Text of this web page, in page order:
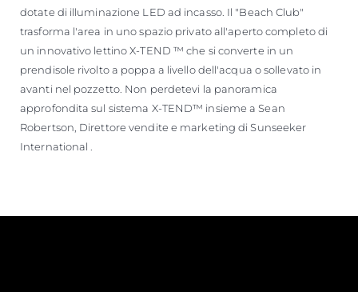
dotate di illuminazione LED ad incasso. Il "Beach Club"
trasforma l'area in uno spazio privato all'aperto completo di
un innovativo lettino X-TEND ™ che si converte in un
prendisole rivolto a poppa a livello dell'acqua o sollevato in
avanti nel pozzetto. Non perdetevi la panoramica
approfondita sul sistema X-TEND™ insieme a Sean
Robertson, Direttore vendite e marketing di Sunseeker
International .